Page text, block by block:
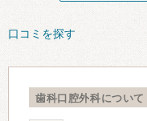
口コミを探す
歯科口腔外科について